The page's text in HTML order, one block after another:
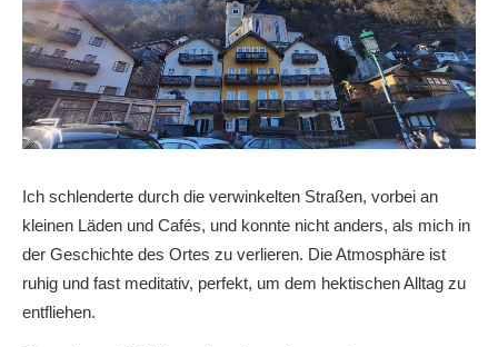
Ich schlenderte durch die verwinkelten Straßen, vorbei an
kleinen Läden und Cafés, und konnte nicht anders, als mich in
der Geschichte des Ortes zu verlieren. Die Atmosphäre ist
ruhig und fast meditativ, perfekt, um dem hektischen Alltag zu
entfliehen.